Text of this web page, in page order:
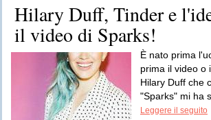
Hilary Duff, Tinder e
il video di Sparks!
È nato prima
prima il video o
Hilary Duff che
"Sparks" mi ha
Leggere il seguito